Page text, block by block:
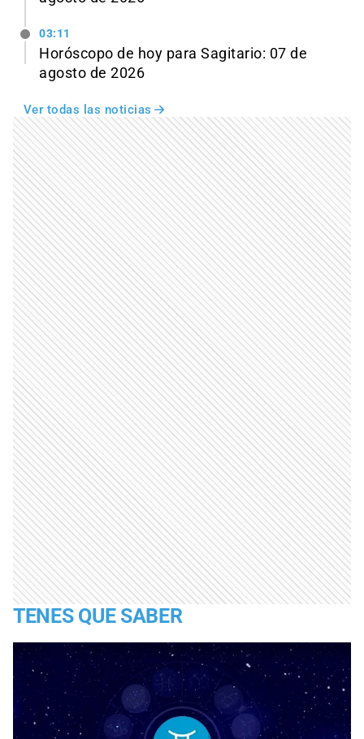
03:11
Horóscopo de hoy para Sagitario: 07 de
agosto de 2026
Ver todas las noticias
TENES QUE SABER